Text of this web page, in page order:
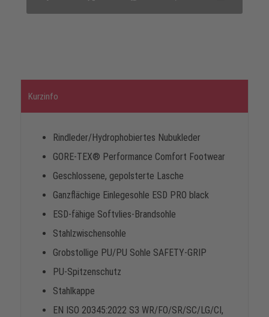
Kurzinfo
Rindleder/Hydrophobiertes Nubukleder
GORE-TEX® Performance Comfort Footwear
Geschlossene, gepolsterte Lasche
Ganzflächige Einlegesohle ESD PRO black
ESD-fähige Softvlies-Brandsohle
Stahlzwischensohle
Grobstollige PU/PU Sohle SAFETY-GRIP
PU-Spitzenschutz
Stahlkappe
EN ISO 20345:2022 S3 WR/FO/SR/SC/LG/CI,